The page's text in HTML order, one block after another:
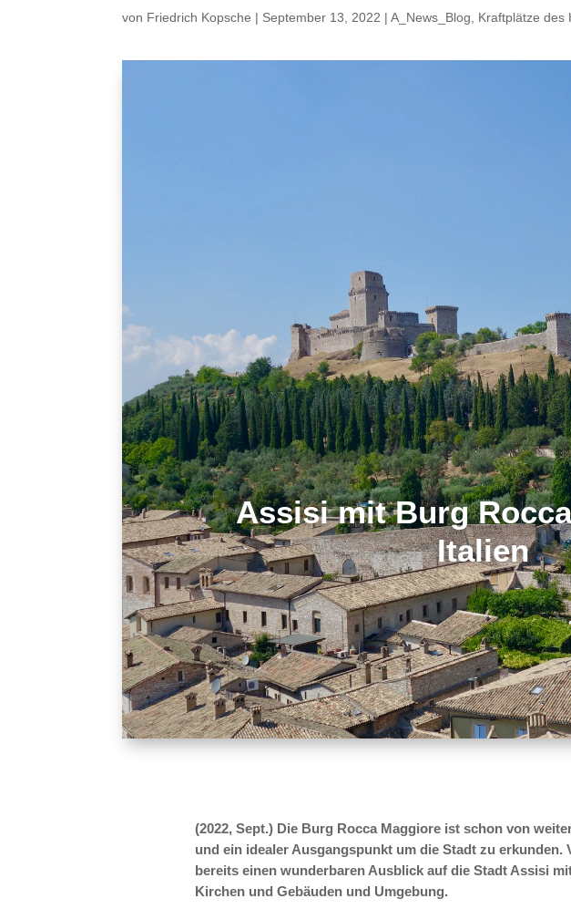
von Friedrich Kopsche | September 13, 2022 |A_News_Blog, Kraftplätze des
Assisi mit Burg
Italien
(2022, Sept.) Die Burg Rocca Maggiore ist schon von
und ein idealer Ausgangspunkt um die Stadt zu erkunden.
bereits einen wunderbaren Ausblick auf die Stadt Assisi
Kirchen und Gebäuden und Umgebung.